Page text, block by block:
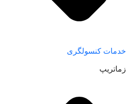
خدمات کنسولگری
زماتریپ